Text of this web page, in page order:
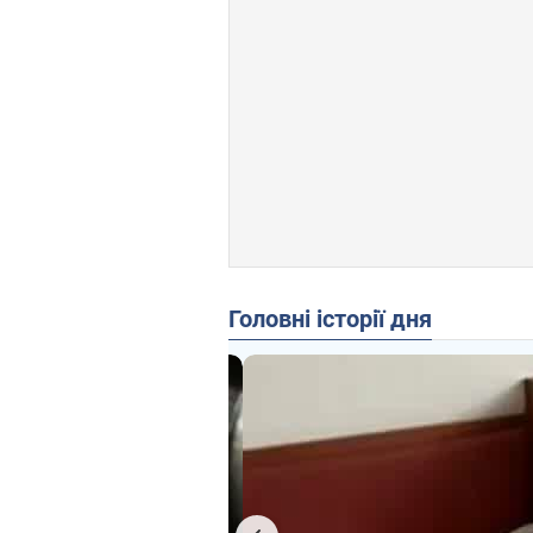
Головні історії дня